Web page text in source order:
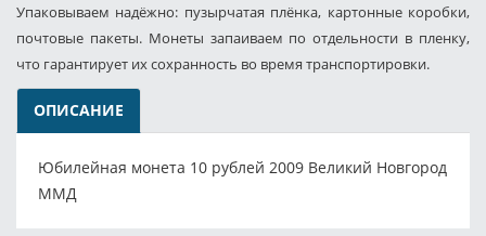
Упаковываем надёжно: пузырчатая плёнка, картонные коробки,
почтовые пакеты. Монеты запаиваем по отдельности в пленку,
что гарантирует их сохранность во время транспортировки.
ОПИСАНИЕ
Юбилейная монета 10 рублей 2009 Великий Новгород
ММД